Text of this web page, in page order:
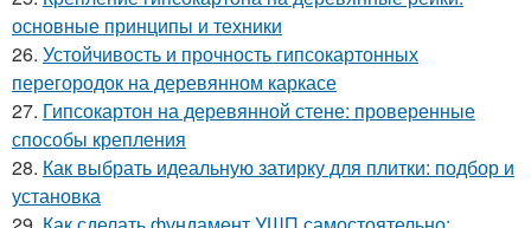
основные принципы и техники
26. Устойчивость и прочность гипсокартонных
перегородок на деревянном каркасе
27. Гипсокартон на деревянной стене: проверенные
способы крепления
28. Как выбрать идеальную затирку для плитки: подбор и
установка